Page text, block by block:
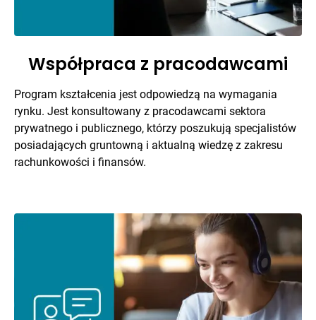
Współpraca z pracodawcami
Program kształcenia jest odpowiedzą na wymagania
rynku. Jest konsultowany z pracodawcami sektora
prywatnego i publicznego, którzy poszukują specjalistów
posiadających gruntowną i aktualną wiedzę z zakresu
rachunkowości i finansów.